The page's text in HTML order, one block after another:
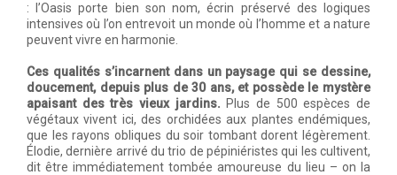
: l’Oasis porte bien son nom, écrin préservé des logiques
intensives où l’on entrevoit un monde où l’homme et a nature
peuvent vivre en harmonie.
Ces qualités s’incarnent dans un paysage qui se dessine,
doucement, depuis plus de 30 ans, et possède le mystère
apaisant des très vieux jardins. Plus de 500 espèces de
végétaux vivent ici, des orchidées aux plantes endémiques,
que les rayons obliques du soir tombant dorent légèrement.
Élodie, dernière arrivé du trio de pépiniéristes qui les cultivent,
dit être immédiatement tombée amoureuse du lieu – on la